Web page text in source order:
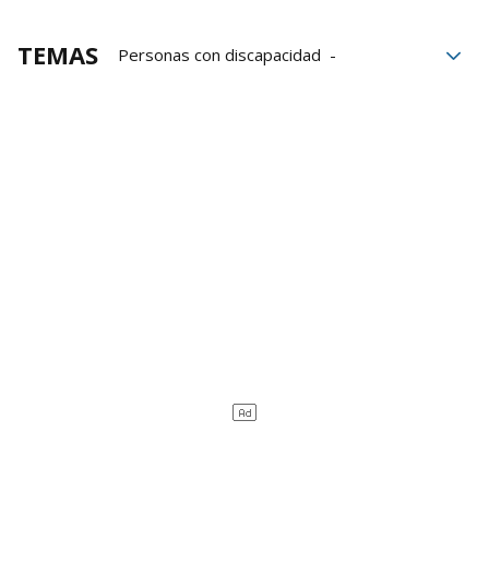
TEMAS
Personas con discapacidad